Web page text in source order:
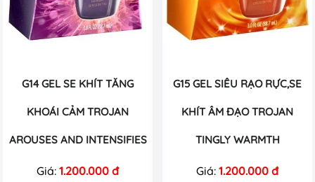
G14 GEL SE KHÍT TĂNG
KHOÁI CẢM TROJAN
AROUSES AND INTENSIFIES
Giá: 1.200.000 đ
G15 GEL SIÊU RẠO RỰC,SE
KHÍT ÂM ĐẠO TROJAN
TINGLY WARMTH
Giá: 1.200.000 đ